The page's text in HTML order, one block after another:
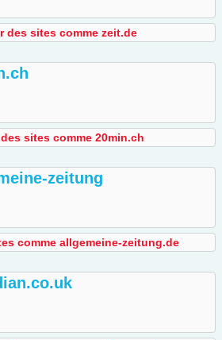
des sites comme zeit.de
sites comme 20min.ch
zeitung
comme allgemeine-zeitung.de